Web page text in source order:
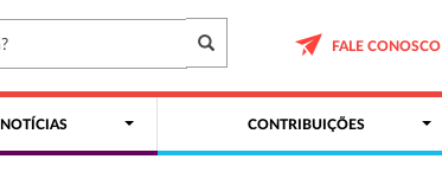
FALE CONOSCO
NOTÍCIAS CONTRIBUIÇÕES